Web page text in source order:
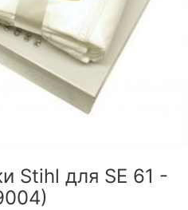
Stihl для SE 61 -